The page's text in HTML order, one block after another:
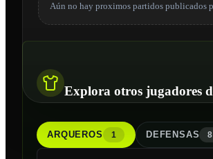
Aún no hay proximos partidos publicados
Explora otros jugadores
ARQUEROS 1 DEFENSAS 8